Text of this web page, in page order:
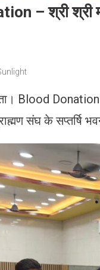
– श्री श्री
Blood Donation
संघ के सप्तर्षि